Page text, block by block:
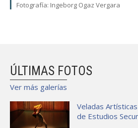
Fotografía: Ingeborg Ogaz Vergara
ÚLTIMAS FOTOS
Ver más galerías
Veladas
de Estudios